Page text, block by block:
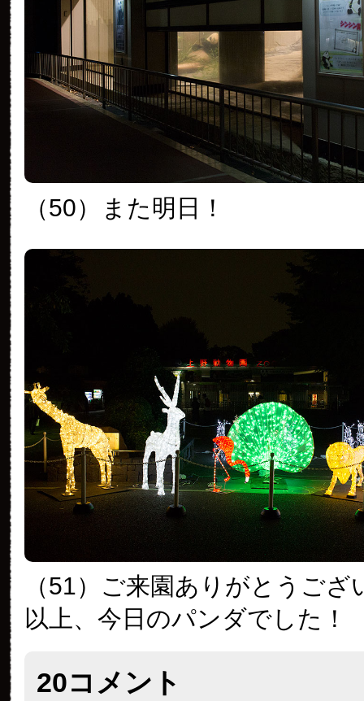
（50） また明日！
（51）ご来園ありがとうござ
以上、今日のパンダでした！
20コメント